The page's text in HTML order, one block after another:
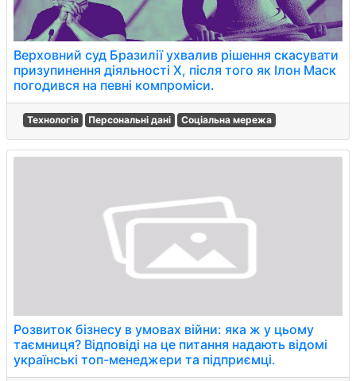
Верховний суд Бразилії ухвалив рішення скасувати
призупинення діяльності X, після того як Ілон Маск
погодився на певні компроміси.
Технологія Персональні дані Соціальна мережа
Розвиток бізнесу в умовах війни: яка ж у цьому
таємниця? Відповіді на це питання надають відомі
українські топ-менеджери та підприємці.